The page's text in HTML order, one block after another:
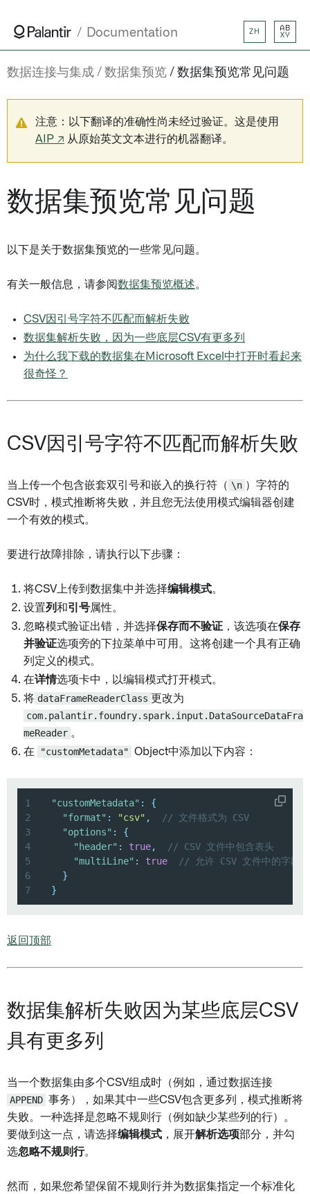
Documentation ZH
AB
XY
数据连接与集成 数据集预览 数据集预览常见问题
注意：以下翻译的准确性尚未经过验证。这是使用
AIP ↗ 从原始英文文本进行的机器翻译。
数据集预览常见问题
以下是关于数据集预览的一些常见问题。
有关一般信息，请参阅数据集预览概述。
CSV因引号字符不匹配而解析失败
数据集解析失败，因为一些底层CSV有更多列
为什么我下载的数据集在Microsoft Excel中打开时看起来
很奇怪？
CSV因引号字符不匹配而解析失败
当上传一个包含嵌套双引号和嵌入的换行符（ \n ）字符的
CSV时，模式推断将失败，并且您无法使用模式编辑器创建
一个有效的模式。
要进行故障排除，请执行以下步骤：
将CSV上传到数据集中并选择编辑模式。
设置列和 引号属性。
忽略模式验证出错，并选择保存而不验证 ，该选项在保存
并验证选项旁的下拉菜单中可用。这将创建一个具有正确
列定义的模式。
在详情选项卡中，以编辑模式打开模式。
将 dataFrameReaderClass 更改为
com.palantir.foundry.spark.input.DataSourceDataFra
meReader 。
在
"customMetadata" Object中添加以下内容：
1 "customMetadata" :
{
2
"format" : "csv" ,
// 文件格式为 CSV
3
"options" :
{
4
"header" : true,
// CSV 文件中包含表头
5
"multiLine" : true
// 允许 CSV 文件中的字段
6
}
7
}
返回顶部
数据集解析失败因为某些底层CSV
具有更多列
当一个数据集由多个CSV组成时（例如，通过数据连接
APPEND 事务），如果其中一些CSV包含更多列，模式推断将
失败。一种选择是忽略不规则行（例如缺少某些列的行）。
要做到这一点，请选择编辑模式 ，展开解析选项部分，并勾
选忽略不规则行。
然而，如果您希望保留不规则行并为数据集指定一个标准化